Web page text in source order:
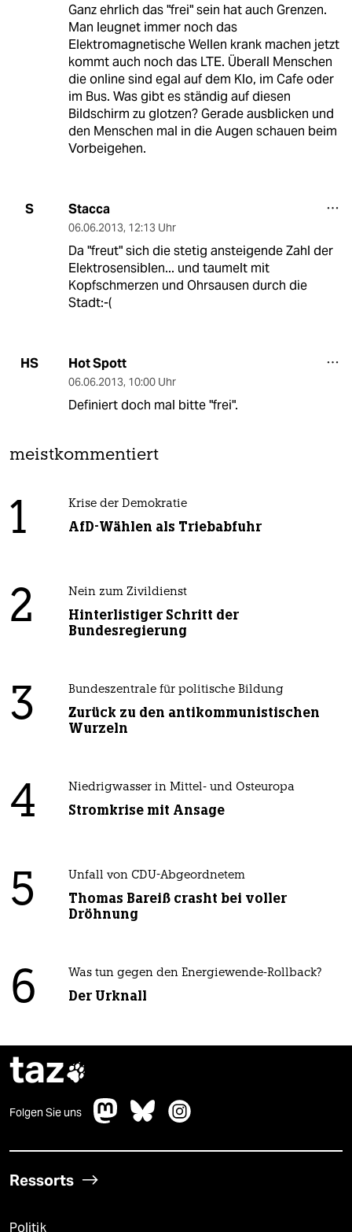
Ganz ehrlich das "frei" sein hat auch Grenzen.
Man leugnet immer noch das
Elektromagnetische Wellen krank machen jetzt
kommt auch noch das LTE. Überall Menschen
die online sind egal auf dem Klo, im Cafe oder
im Bus. Was gibt es ständig auf diesen
Bildschirm zu glotzen? Gerade ausblicken und
den Menschen mal in die Augen schauen beim
Vorbeigehen.
S Stacca
06.06.2013, 12:13 Uhr
Da "freut" sich die stetig ansteigende Zahl der
Elektrosensiblen... und taumelt mit
Kopfschmerzen und Ohrsausen durch die
Stadt:-(
HS Hot Spott
06.06.2013, 10:00 Uhr
Definiert doch mal bitte "frei".
meistkommentiert
1 Krise der Demokratie
AfD-Wählen als Triebabfuhr
2 Nein zum Zivildienst
Hinterlistiger Schritt der
Bundesregierung
3 Bundeszentrale für politische Bildung
Zurück zu den antikommunistischen
Wurzeln
4 Niedrigwasser in Mittel- und Osteuropa
Stromkrise mit Ansage
5 Unfall von CDU-Abgeordnetem
Thomas Bareiß crasht bei voller
Dröhnung
6 Was tun gegen den Energiewende-Rollback?
Der Urknall
taz
Folgen Sie uns
Ressorts
Politik